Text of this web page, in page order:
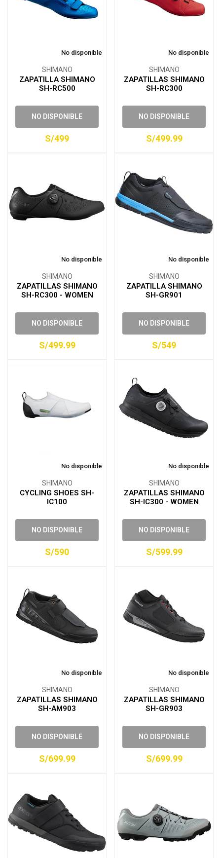
No disponible
SHIMANO
ZAPATILLA SHIMANO
SH-RC500
NO DISPONIBLE
S/499
No disponible
SHIMANO
ZAPATILLAS SHIMANO
SH-RC300
NO DISPONIBLE
S/499.99
No disponible
SHIMANO
ZAPATILLAS SHIMANO
SH-RC300 - WOMEN
NO DISPONIBLE
S/499.99
No disponible
SHIMANO
ZAPATILLA SHIMANO
SH-GR901
NO DISPONIBLE
S/549
No disponible
SHIMANO
CYCLING SHOES SH-
IC100
NO DISPONIBLE
S/590
No disponible
SHIMANO
ZAPATILLAS SHIMANO
SH-IC300 - WOMEN
NO DISPONIBLE
S/599.99
No disponible
SHIMANO
ZAPATILLAS SHIMANO
SH-AM903
NO DISPONIBLE
S/699.99
No disponible
SHIMANO
ZAPATILLAS SHIMANO
SH-GR903
NO DISPONIBLE
S/699.99